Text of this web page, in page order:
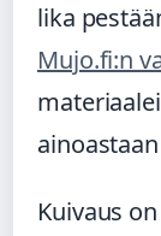
lika
Mujo.fi:n
Kuivaus